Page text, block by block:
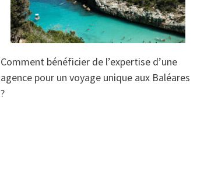
Comment bénéficier de l’expertise d’une
agence pour un voyage unique aux Baléares
?